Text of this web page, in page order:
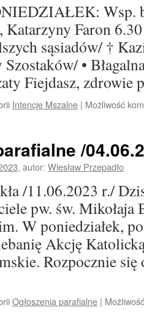
Wsp.
Katarzyny Faron
sąsiadów/ †
•
Fiejdasz,
Intencje Mszalne | Możliwość
/
, autor: Wiesław Przepadło
/11.06.2023 r./
pw. św.
W poniedziałek,
Akcję
Rozpocznie
Ogłoszenia parafialne |